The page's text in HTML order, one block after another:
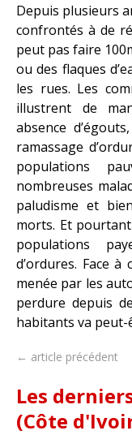
Depuis plusieurs
confrontés à de
peut pas faire
ou des flaques
les rues. Les
illustrent de
absence
ramassage
populations
nombreuses
paludisme et
morts. Et
populations
d’ordures. Face
menée par les
perdure depuis
habitants va peut-
← article précédent
Les
(Côte